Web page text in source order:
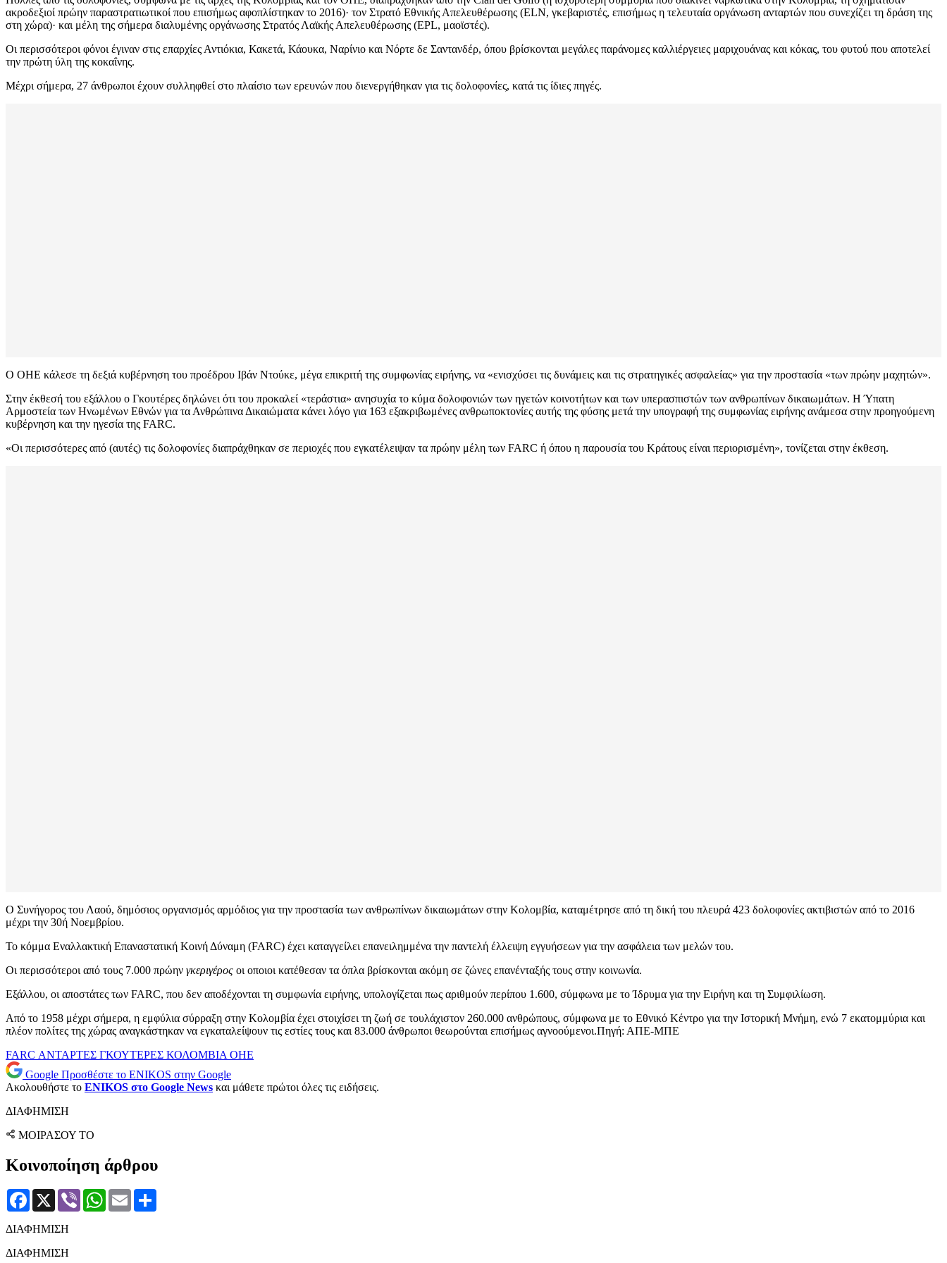
ακροδεξιοί πρώην παραστρατιωτικοί που επισήμως αφοπλίστηκαν το 2016)· τον Στρατό Εθνικής Απελευθέρωσης (ELN, γκεβαριστές, επισήμως η τελευταία οργάνωση ανταρτών που συνεχίζει τη δράση της
στη χώρα)· και μέλη της σήμερα διαλυμένης οργάνωσης Στρατός Λαϊκής Απελευθέρωσης (EPL, μαοϊστές).
Οι περισσότεροι φόνοι έγιναν στις επαρχίες Αντιόκια, Κακετά, Κάουκα, Ναρίνιο και Νόρτε δε Σαντανδέρ, όπου βρίσκονται μεγάλες παράνομες καλλιέργειες μαριχουάνας και κόκας, του φυτού που αποτελεί
την πρώτη ύλη της κοκαΐνης.
Μέχρι σήμερα, 27 άνθρωποι έχουν συλληφθεί στο πλαίσιο των ερευνών που διενεργήθηκαν για τις δολοφονίες, κατά τις ίδιες πηγές.
Ο ΟΗΕ κάλεσε τη δεξιά κυβέρνηση του προέδρου Ιβάν Ντούκε, μέγα επικριτή της συμφωνίας ειρήνης, να «ενισχύσει τις δυνάμεις και τις στρατηγικές ασφαλείας» για την προστασία «των πρώην μαχητών».
Στην έκθεσή του εξάλλου ο Γκουτέρες δηλώνει ότι του προκαλεί «τεράστια» ανησυχία το κύμα δολοφονιών των ηγετών κοινοτήτων και των υπερασπιστών των ανθρωπίνων δικαιωμάτων. Η Ύπατη
Αρμοστεία των Ηνωμένων Εθνών για τα Ανθρώπινα Δικαιώματα κάνει λόγο για 163 εξακριβωμένες ανθρωποκτονίες αυτής της φύσης μετά την υπογραφή της συμφωνίας ειρήνης ανάμεσα στην προηγούμενη
κυβέρνηση και την ηγεσία της FARC.
«Οι περισσότερες από (αυτές) τις δολοφονίες διαπράχθηκαν σε περιοχές που εγκατέλειψαν τα πρώην μέλη των FARC ή όπου η παρουσία του Κράτους είναι περιορισμένη», τονίζεται στην έκθεση.
Ο Συνήγορος του Λαού, δημόσιος οργανισμός αρμόδιος για την προστασία των ανθρωπίνων δικαιωμάτων στην Κολομβία, καταμέτρησε από τη δική του πλευρά 423 δολοφονίες ακτιβιστών από το 2016
μέχρι την 30ή Νοεμβρίου.
Το κόμμα Εναλλακτική Επαναστατική Κοινή Δύναμη (FARC) έχει καταγγείλει επανειλημμένα την παντελή έλλειψη εγγυήσεων για την ασφάλεια των μελών του.
Οι περισσότεροι από τους 7.000 πρώην γκεριγέρος οι οποιοι κατέθεσαν τα όπλα βρίσκονται ακόμη σε ζώνες επανένταξής τους στην κοινωνία.
Εξάλλου, οι αποστάτες των FARC, που δεν αποδέχονται τη συμφωνία ειρήνης, υπολογίζεται πως αριθμούν περίπου 1.600, σύμφωνα με το Ίδρυμα για την Ειρήνη και τη Συμφιλίωση.
Από το 1958 μέχρι σήμερα, η εμφύλια σύρραξη στην Κολομβία έχει στοιχίσει τη ζωή σε τουλάχιστον 260.000 ανθρώπους, σύμφωνα με το Εθνικό Κέντρο για την Ιστορική Μνήμη, ενώ 7 εκατομμύρια και
πλέον πολίτες της χώρας αναγκάστηκαν να εγκαταλείψουν τις εστίες τους και 83.000 άνθρωποι θεωρούνται επισήμως αγνοούμενοι.Πηγή: ΑΠΕ-ΜΠΕ
FARC ΑΝΤΑΡΤΕΣ ΓΚΟΥΤΕΡΕΣ ΚΟΛΟΜΒΙΑ ΟΗΕ
Google Προσθέστε το ENIKOS στην Google
Ακολουθήστε το ENIKOS στο Google News και μάθετε πρώτοι όλες τις ειδήσεις.
ΔΙΑΦΗΜΙΣΗ
ΜΟΙΡΑΣΟΥ ΤΟ
Κοινοποίηση άρθρου
Facebook
X Viber WhatsApp
Email
ΔΙΑΦΗΜΙΣΗ
ΔΙΑΦΗΜΙΣΗ